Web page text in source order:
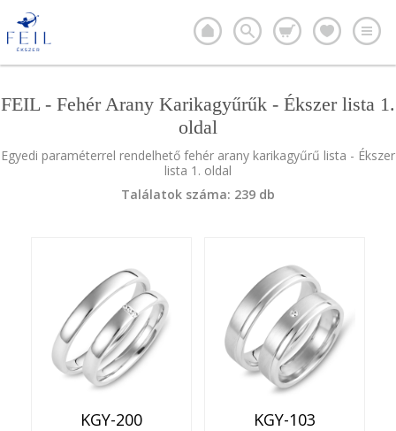
FEIL - Fehér Arany Karikagyűrűk - Ékszer lista 1.
oldal
Egyedi paraméterrel rendelhető fehér arany karikagyűrű lista - Ékszer
lista 1. oldal
Találatok száma: 239 db
KGY-200 KGY-103